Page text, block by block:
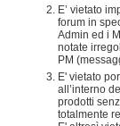
E’ vietato
forum in
Admin ed i
notate
PM
E' vietato
all’interno
prodotti
totalmente